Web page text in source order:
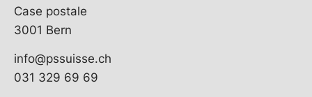
Case postale
3001 Bern
info@pssuisse.ch
031 329 69 69